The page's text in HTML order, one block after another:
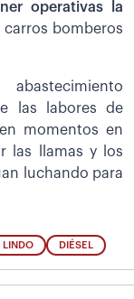
operativas la
carros bomberos
las labores de
momentos en
las llamas y los
luchando para
LINDO DIÉSEL